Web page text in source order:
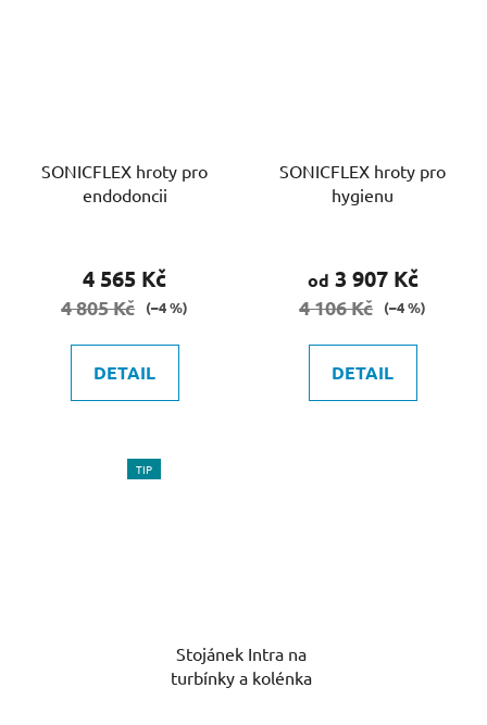
SONICFLEX hroty pro
endodoncii
4 565 Kč
4 805 Kč (–4 %)
DETAIL
SONICFLEX hroty pro
hygienu
od 3 907 Kč
4 106 Kč (–4 %)
DETAIL
TIP
Stojánek Intra na
turbínky a kolénka